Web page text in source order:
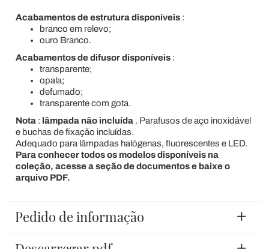
Acabamentos de estrutura disponíveis:
branco em relevo;
ouro Branco.
Acabamentos de difusor disponíveis:
transparente;
opala;
defumado;
transparente com gota.
Nota: lâmpada não incluída. Parafusos de aço inoxidável
e buchas de fixação incluídas.
Adequado para lâmpadas halógenas, fluorescentes e LED.
Para conhecer todos os modelos disponíveis na
coleção, acesse a seção de documentos e baixe o
arquivo PDF.
Pedido de informação